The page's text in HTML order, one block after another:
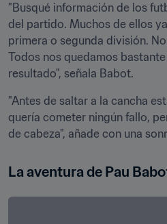
"Busqué información de los
del partido. Muchos de ellos
primera o segunda división.
Todos nos quedamos
resultado", señala Babot.
"Antes de saltar a la cancha
quería cometer ningún fallo,
de cabeza", añade con una
La aventura de Pau